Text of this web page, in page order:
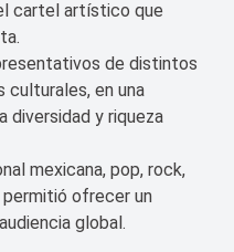
cartel artístico que
de distintos
culturales, en una
diversidad y riqueza
mexicana, pop, rock,
ofrecer un
global.